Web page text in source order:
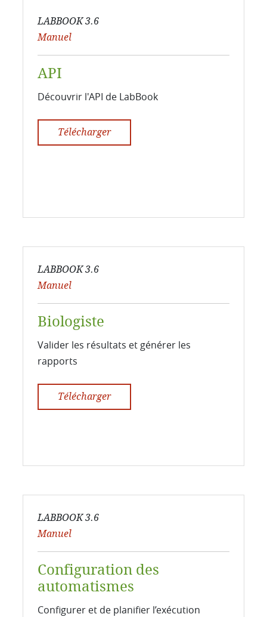
LABBOOK 3.6
Manuel
API
Découvrir l'API de LabBook
Télécharger
LABBOOK 3.6
Manuel
Biologiste
Valider les résultats et générer les
rapports
Télécharger
LABBOOK 3.6
Manuel
Configuration des
automatismes
Configurer et de planifier l’exécution